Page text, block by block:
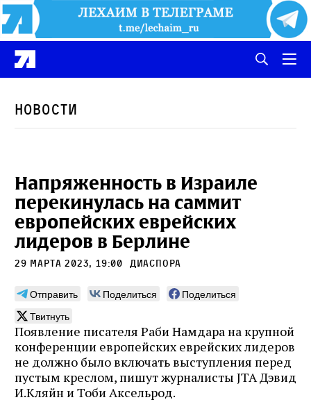
Новости
Напряженность в Израиле
перекинулась на саммит
европейских еврейских
лидеров в Берлине
29 марта 2023, 19:00 Диаспора
Отправить Поделиться
Поделиться
Твитнуть
Появление писателя Раби Намдара на крупной
конференции европейских еврейских лидеров
не должно было включать выступления перед
пустым креслом, пишут журналисты JTA Дэвид
И.Кляйн и Тоби Аксельрод.